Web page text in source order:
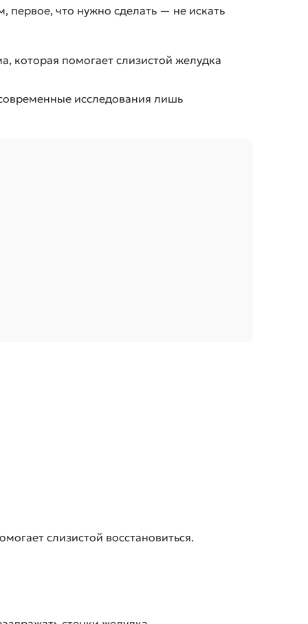
первое, что нужно сделать — не искать
которая помогает слизистой желудка
исследования лишь
слизистой восстановиться.